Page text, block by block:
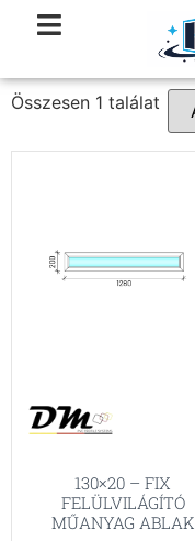
Összesen 1 találat
130×20 – FIX
FELÜLVILÁGÍTÓ
MŰANYAG ABLAK